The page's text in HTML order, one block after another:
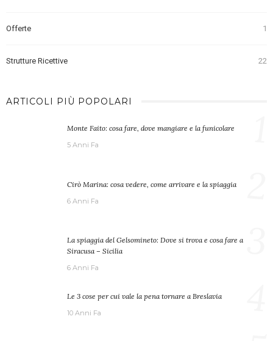
Offerte 1
Strutture Ricettive 22
ARTICOLI PIÙ POPOLARI
Monte Faito: cosa fare, dove mangiare e la funicolare
5 Anni Fa
Cirò Marina: cosa vedere, come arrivare e la spiaggia
6 Anni Fa
La spiaggia del Gelsomineto: Dove si trova e cosa fare a
Siracusa – Sicilia
6 Anni Fa
Le 3 cose per cui vale la pena tornare a Breslavia
10 Anni Fa